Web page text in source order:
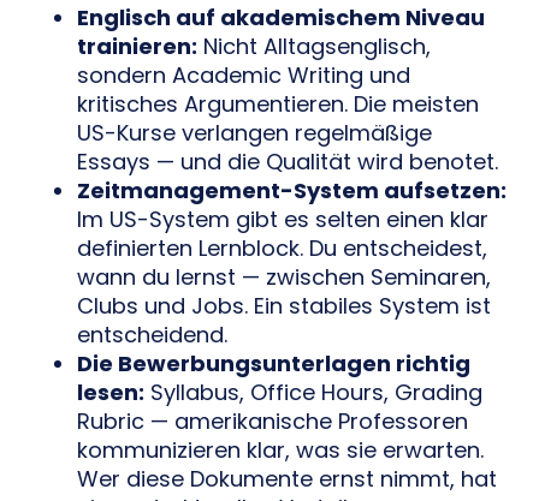
Englisch auf akademischem Niveau
trainieren: Nicht Alltagsenglisch,
sondern Academic Writing und
kritisches Argumentieren. Die meisten
US-Kurse verlangen regelmäßige
Essays — und die Qualität wird benotet.
Zeitmanagement-System aufsetzen:
Im US-System gibt es selten einen klar
definierten Lernblock. Du entscheidest,
wann du lernst — zwischen Seminaren,
Clubs und Jobs. Ein stabiles System ist
entscheidend.
Die Bewerbungsunterlagen richtig
lesen: Syllabus, Office Hours, Grading
Rubric — amerikanische Professoren
kommunizieren klar, was sie erwarten.
Wer diese Dokumente ernst nimmt, hat